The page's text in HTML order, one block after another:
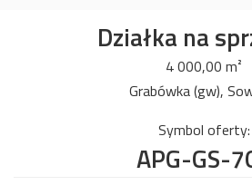
Działka na
4 000,00 m²
Grabówka (gw),
Symbol oferty:
APG-GS-